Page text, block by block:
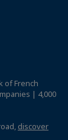
of French
| 4,000
discover